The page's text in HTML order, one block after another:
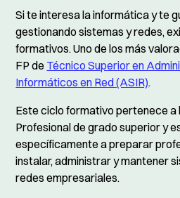
Si te interesa la informática y te
gestionando sistemas y redes,
formativos. Uno de los más
FP de Técnico Superior en
Informáticos en Red (ASIR).
Este ciclo formativo pertenece a
Profesional de grado superior y
específicamente a preparar
instalar, administrar y mantener
redes empresariales.